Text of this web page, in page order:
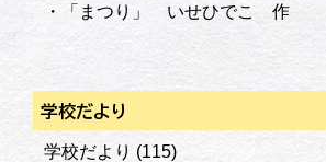
・「まつり」 いせひでこ 作
学校だより
学校だより (115)